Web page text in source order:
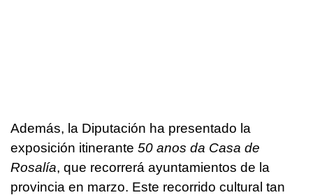
Además, la Diputación ha presentado la
exposición itinerante 50 anos da Casa de
Rosalía, que recorrerá ayuntamientos de la
provincia en marzo. Este recorrido cultural tan